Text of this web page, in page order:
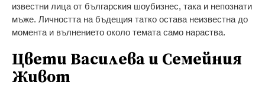
известни лица от българския шоубизнес, така и непознати
мъже. Личността на бъдещия татко остава неизвестна до
момента и вълнението около темата само нараства.
Цвети Василева и Семейния
Живот